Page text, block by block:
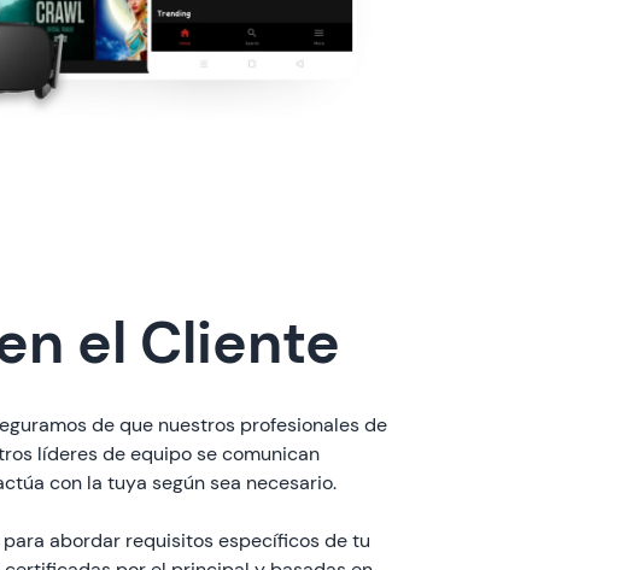
el Cliente
de que nuestros profesionales de
líderes de equipo se comunican
con la tuya según sea necesario.
abordar requisitos específicos de tu